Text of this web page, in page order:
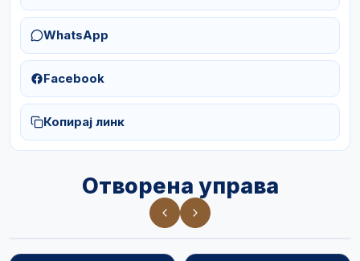
WhatsApp
Facebook
Копирај линк
Отворена управа